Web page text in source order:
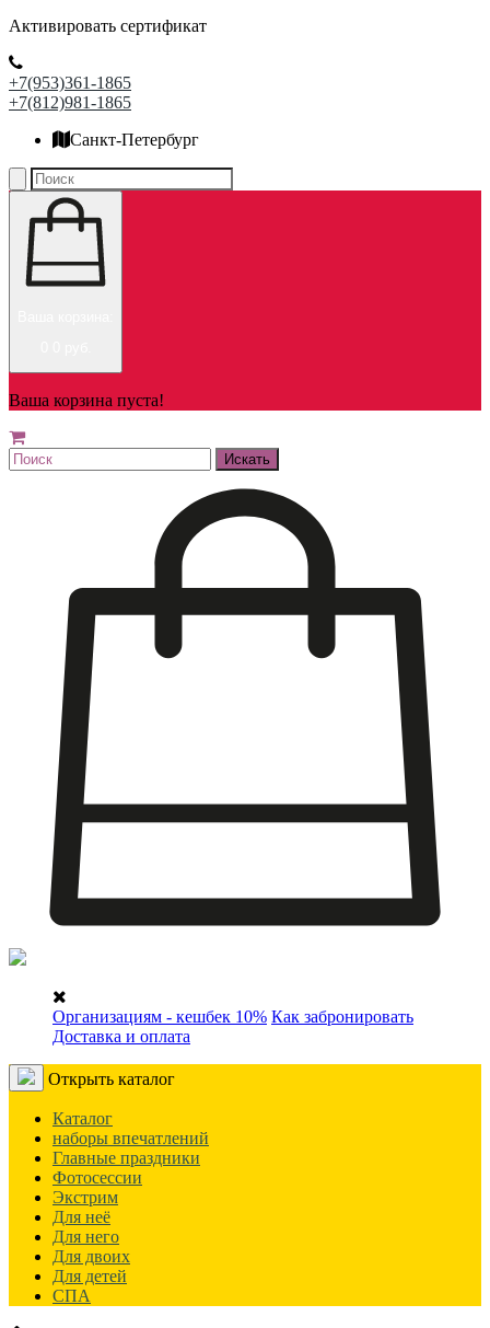
Активировать сертификат
+7(953)361-1865
+7(812)981-1865
Санкт-Петербург
Ваша корзина пуста!
Организациям - кешбек 10% Как забронировать
Доставка и оплата
Открыть каталог
Каталог
наборы впечатлений
Главные праздники
Фотосессии
Экстрим
Для неё
Для него
Для двоих
Для детей
СПА